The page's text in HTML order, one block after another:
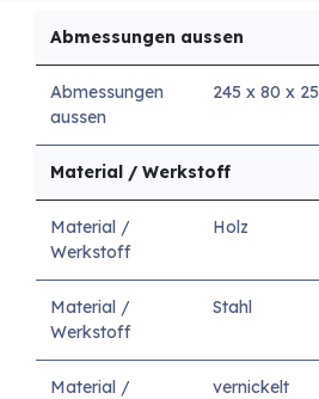
Abmessungen aussen
Abmessungen
aussen
245 x 80 x 25
Material / Werkstoff
Material /
Werkstoff
Holz
Material /
Werkstoff
Stahl
Material /
vernickelt